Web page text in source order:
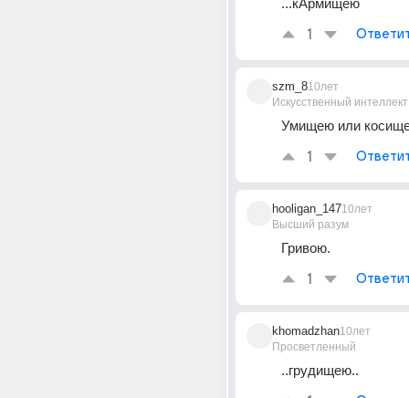
...кАрмищею
1
szm_8
Искусственный интеллект
10лет
Умищею или
1
hooligan_147
Высший разум
10лет
Гривою.
1
khomadzhan
Просветленный
10лет
..грудищею..